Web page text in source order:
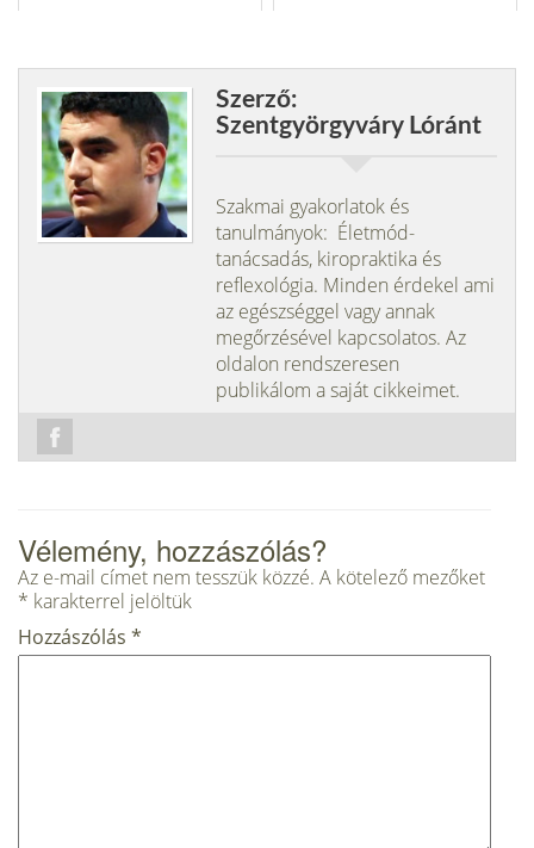
Szerző:
Szentgyörgyváry Lóránt
Szakmai gyakorlatok és
tanulmányok: Életmód-
tanácsadás, kiropraktika és
reflexológia. Minden érdekel ami
az egészséggel vagy annak
megőrzésével kapcsolatos. Az
oldalon rendszeresen
publikálom a saját cikkeimet.
Vélemény, hozzászólás?
Az e-mail címet nem tesszük közzé. A kötelező mezőket
* karakterrel jelöltük
Hozzászólás *